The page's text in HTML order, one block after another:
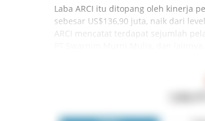
Laba ARCI itu ditopang oleh kinerja
sebesar US$136,90 juta, naik dari
ARCI mencatat terdapat sejumlah